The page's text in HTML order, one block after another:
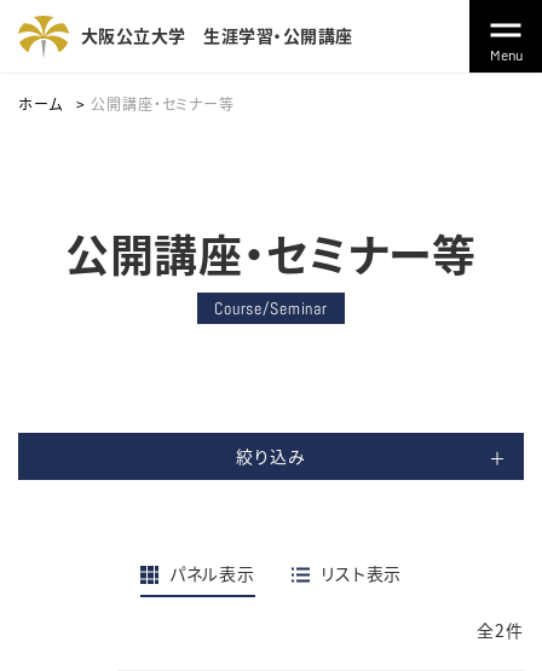
大阪公立大学生涯学習・公開講座
Menu
ホーム 公開講座・セミナー等
公開講座・セミナー等
Course/Seminar
絞り込み
パネル表示 リスト表示
全2件